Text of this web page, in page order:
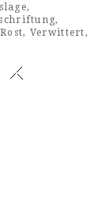
,
,
Rost, Verwittert,